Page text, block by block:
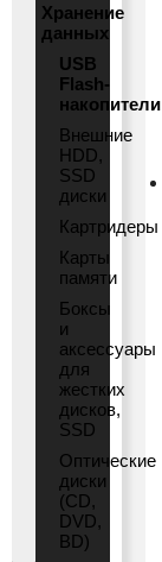
Хранение
данных
USB
Flash-
накопители
Внешние
HDD,
SSD
диски
Картридеры
Карты
памяти
Боксы
и
аксессуары
для
жестких
дисков,
SSD
Оптические
диски
(CD,
DVD,
BD)